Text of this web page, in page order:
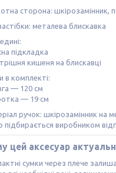
сторона: шкірозамінник,
металева блискавка
підкладка
кишеня на блискавці
в комплекті:
— 120 см
— 19 см
ручок: шкірозамінник на
підбирається виробником
цей аксесуар
сумки через плече